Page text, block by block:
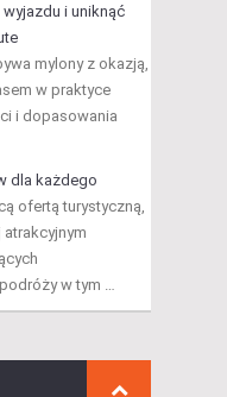
i uniknąć
mylony z okazją,
w praktyce
i dopasowania
dla każdego
ofertą turystyczną,
w tym …